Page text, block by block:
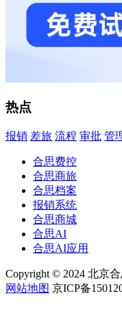
热点
报销 差旅 流程 审批 管
合思费控
合思商旅
合思档案
报销系统
合思商城
合思AI
合思AI应用
Copyright © 2024 北京
网站地图 京ICP备